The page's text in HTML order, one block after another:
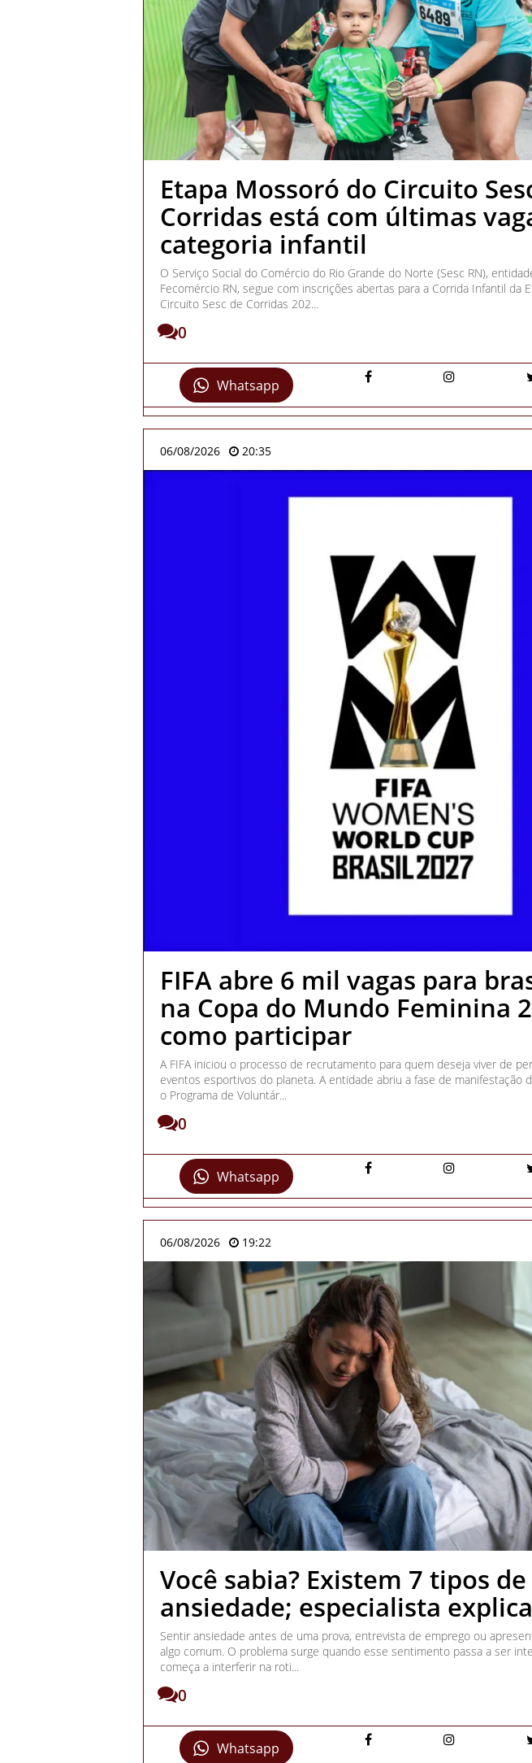
Etapa Mossoró do Circuito
Corridas está com últimas
categoria infantil
O Serviço Social do Comércio do Rio Grande do Norte (Sesc RN),
Fecomércio RN, segue com inscrições abertas para a Corrida Infantil da
Circuito Sesc de Corridas 202...
0
Whatsapp
06/08/2026 20:35
FIFA abre 6 mil vagas para
na Copa do Mundo Feminina
como participar
A FIFA iniciou o processo de recrutamento para quem deseja viver de
eventos esportivos do planeta. A entidade abriu a fase de manifestação
o Programa de Voluntár...
0
Whatsapp
06/08/2026 19:22
Você sabia? Existem 7 tipos de
ansiedade; especialista explica
Sentir ansiedade antes de uma prova, entrevista de emprego ou
algo comum. O problema surge quando esse sentimento passa a ser
começa a interferir na roti...
0
Whatsapp